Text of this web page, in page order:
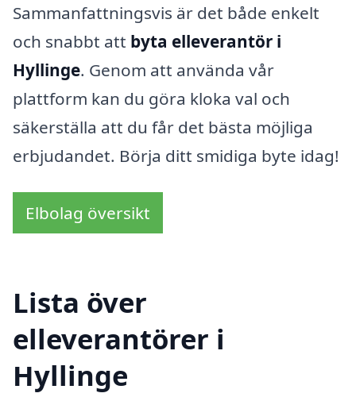
Sammanfattningsvis är det både enkelt
och snabbt att byta elleverantör i
Hyllinge. Genom att använda vår
plattform kan du göra kloka val och
säkerställa att du får det bästa möjliga
erbjudandet. Börja ditt smidiga byte idag!
Elbolag översikt
Lista över
elleverantörer i
Hyllinge